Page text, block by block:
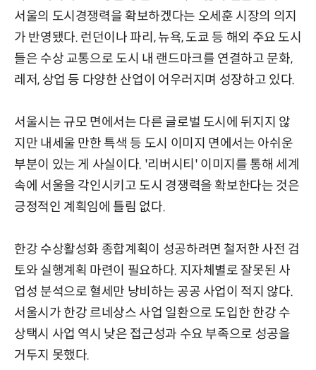
서울의 도시경쟁력을 확보하겠다는 오세훈 시장의 의지
가 반영됐다. 런던이나 파리, 뉴욕, 도쿄 등 해외 주요 도시
들은 수상 교통으로 도시 내 랜드마크를 연결하고 문화,
레저, 상업 등 다양한 산업이 어우러지며 성장하고 있다.
서울시는 규모 면에서는 다른 글로벌 도시에 뒤지지 않
지만 내세울 만한 특색 등 도시 이미지 면에서는 아쉬운
부분이 있는 게 사실이다. '리버시티' 이미지를 통해 세계
속에 서울을 각인시키고 도시 경쟁력을 확보한다는 것은
긍정적인 계획임에 틀림 없다.
한강 수상활성화 종합계획이 성공하려면 철저한 사전 검
토와 실행계획 마련이 필요하다. 지자체별로 잘못된 사
업성 분석으로 혈세만 낭비하는 공공 사업이 적지 않다.
서울시가 한강 르네상스 사업 일환으로 도입한 한강 수
상택시 사업 역시 낮은 접근성과 수요 부족으로 성공을
거두지 못했다.